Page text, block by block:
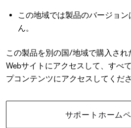
この地域では製品のバージョ
ん。
この製品を別の国/地域で購入さ
Webサイトにアクセスして、すべ
プコンテンツにアクセスしてくださ
サポートホーム